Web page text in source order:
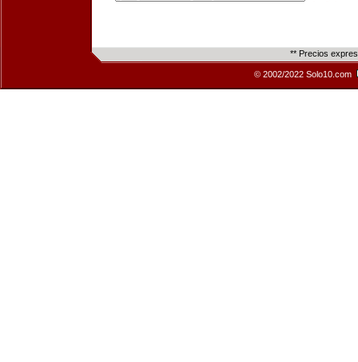
** Precios
© 2002/2022 Solo10.com